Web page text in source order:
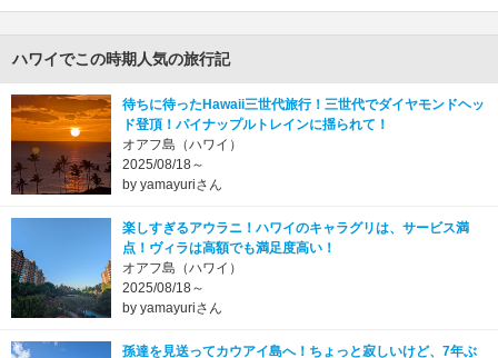
ハワイでこの時期人気の旅行記
待ちに待ったHawaii三世代旅行！三世代でダイヤモンドヘッ
ド登頂！パイナップルトレインに揺られて！
オアフ島（ハワイ）
2025/08/18～
by yamayuriさん
楽しすぎるアウラニ！ハワイのキャラグリは、サービス満
点！ヴィラは高額でも満足度高い！
オアフ島（ハワイ）
2025/08/18～
by yamayuriさん
孫達を見送ってカウアイ島へ！ちょっと寂しいけど、7年ぶ